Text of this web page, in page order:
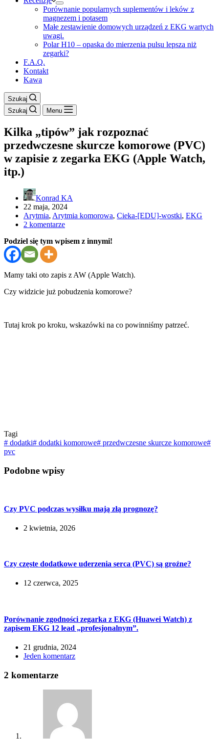
Porównanie popularnych suplementów i leków z
magnezem i potasem
Małe zestawienie domowych urządzeń z EKG wartych
uwagi.
Polar H10 – opaska do mierzenia pulsu lepsza niż
zegarki?
F.A.Q.
Kontakt
Kawa
Szukaj
Szukaj
Menu
Kilka „tipów” jak rozpoznać
przedwczesne skurcze komorowe (PVC)
w zapisie z zegarka EKG (Apple Watch,
itp.)
Konrad KA
22 maja, 2024
Arytmia, Arytmia komorowa, Cieka-[EDU]-wostki, EKG
2 komentarze
Podziel się tym wpisem z innymi!
Mamy taki oto zapis z AW (Apple Watch).
Czy widzicie już pobudzenia komorowe?
Tutaj krok po kroku, wskazówki na co powinniśmy patrzeć.
Tagi
# dodatki# dodatki komorowe# przedwczesne skurcze komorowe#
pvc
Podobne wpisy
Czy PVC podczas wysiłku mają złą prognozę?
2 kwietnia, 2026
Czy częste dodatkowe uderzenia serca (PVC) są groźne?
12 czerwca, 2025
Porównanie zgodności zegarka z EKG (Huawei Watch) z
zapisem EKG 12 lead „profesjonalnym”.
21 grudnia, 2024
Jeden komentarz
2 komentarze